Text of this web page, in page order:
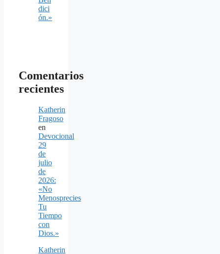
dici
ón.»
Comentarios
recientes
Katherin
Fragoso
en
Devocional
29
de
julio
de
2026:
«No
Menosprecies
Tu
Tiempo
con
Dios.»
Katherin